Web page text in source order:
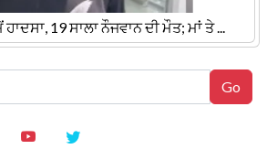
19 ਸਾਲਾ ਨੌਜਵਾਨ ਦੀ ਮੌਤ; ਮਾਂ ਤੇ ...